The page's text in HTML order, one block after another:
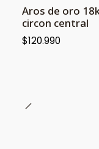
Aros de oro
circon central
$120.990